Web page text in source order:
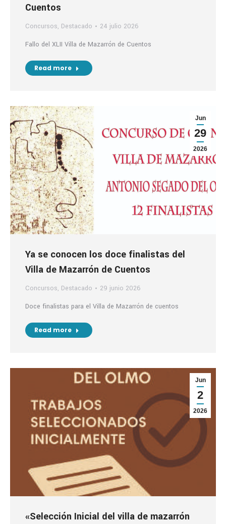
Cuentos
Concursos, Destacado
24 julio 2026
Fallo del XLII Villa de Mazarrón de Cuentos
Read more
Jun
29
2026
Ya se conocen los doce finalistas del
Villa de Mazarrón de Cuentos
Concursos, Destacado
29 junio 2026
Doce finalistas para el Villa de Mazarrón de cuentos
Read more
Jun
2
2026
«Selección Inicial del villa de mazarrón